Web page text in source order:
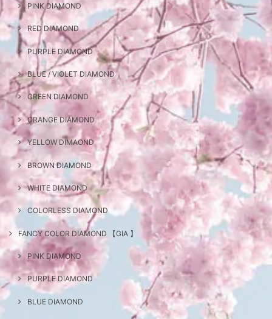
PINK DIAMOND
RED DIAMOND
PURPLE DIAMOND
BLUE / VIOLET DIAMOND
GREEN DIAMOND
ORANGE DIAMOND
YELLOW DIMAOND
BROWN DIAMOND
WHITE DIAMOND
COLORLESS DIAMOND
FANCY COLOR DIAMOND 【GIA 】
PINK DIAMOND
PURPLE DIAMOND
BLUE DIAMOND